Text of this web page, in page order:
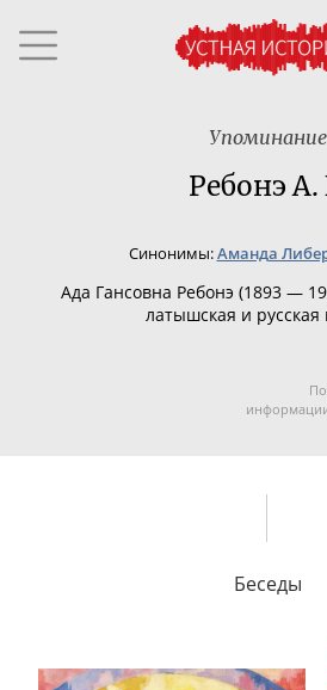
Упоминание
Ребонэ А.
Синонимы:Аманда
Ада Гансовна Ребонэ (1893 —
латышская и русская
Беседы